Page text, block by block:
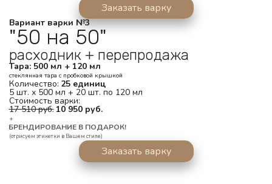
Заказать варку
Вариант варки №3
"50 на 50"
расходник + перепродажа
Тара: 500 мл + 120 мл
стеклянная тара с пробковой крышкой
Количество: 25 единиц
5 шт. х 500 мл + 20 шт. по 120 мл
Стоимость варки:
17 510 руб. 10 950 руб.
+
БРЕНДИРОВАНИЕ В ПОДАРОК!
(отрисуем этикетки в Вашем стиле)
Заказать варку